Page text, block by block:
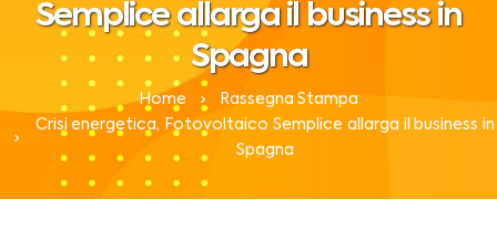
Semplice allarga il business in
Spagna
Home
Rassegna Stampa
Crisi energetica, Fotovoltaico Semplice allarga il business in
Spagna